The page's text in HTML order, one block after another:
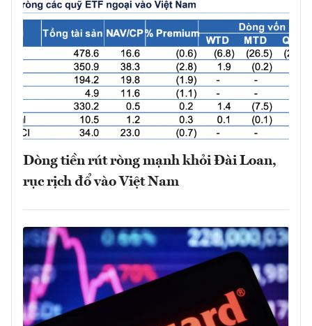
Dòng tiền rút ròng mạnh khỏi Đài Loan,
rục rịch đổ vào Việt Nam